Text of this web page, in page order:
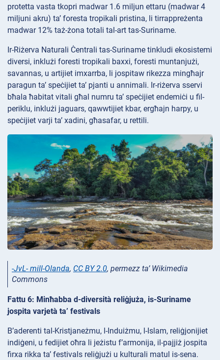
protetta vasta tkopri madwar 1.6 miljun ettaru (madwar 4
miljuni akru) ta’ foresta tropikali pristina, li tirrappreżenta
madwar 12% taż-żona totali tal-art tas-Suriname.
Ir-Riżerva Naturali Ċentrali tas-Suriname tinkludi ekosistemi
diversi, inklużi foresti tropikali baxxi, foresti muntanjużi,
savannas, u artijiet imxarrba, li jospitaw rikezza mingħajr
paragun ta’ speċijiet ta’ pjanti u annimali. Ir-riżerva sservi
bħala ħabitat vitali għal numru ta’ speċijiet endemiċi u fil-
periklu, inklużi jaguars, qawwtijiet kbar, ergħajn harpy, u
speċijiet varji ta’ xadini, għasafar, u rettili.
-JvL- mill-Olanda, CC BY 2.0, permezz ta’ Wikimedia
Commons
Fattu 6: Minħabba d-diversità reliġjuża, is-Suriname
jospita varjetà ta’ festivals
B’aderenti tal-Kristjaneżmu, l-Induiżmu, l-Islam, reliġjonijiet
indiġeni, u fedijiet oħra li jeżistu f’armonija, il-pajjiż jospita
firxa rikka ta’ festivals reliġjużi u kulturali matul is-sena.